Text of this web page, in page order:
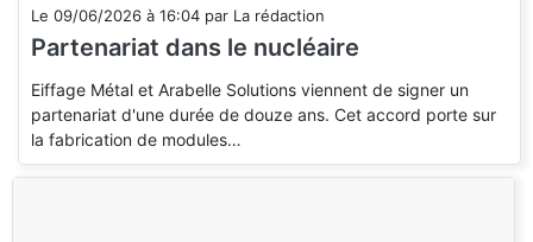
Le 09/06/2026 à 16:04 par La rédaction
Partenariat dans le nucléaire
Eiffage Métal et Arabelle Solutions viennent de signer un
partenariat d'une durée de douze ans. Cet accord porte sur
la fabrication de modules…